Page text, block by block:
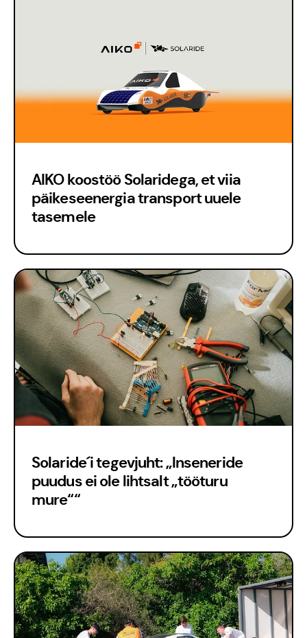
Meisse usuvad
AIKO koostöö Solaridega, et viia
päikeseenergia transport uuele
tasemele
Solaride´i tegevjuht: „Inseneride
puudus ei ole lihtsalt „tööturu
mure““